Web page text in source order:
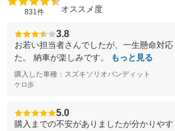
831件 オススメ度
3.8
お若い担当者さんでしたが、一生懸命対
た。 納車が楽しみです。
もっと見る
購入した車種：スズキソリオバンディット
ケロ歩
5.0
購入までの不安がありましたが分かりや